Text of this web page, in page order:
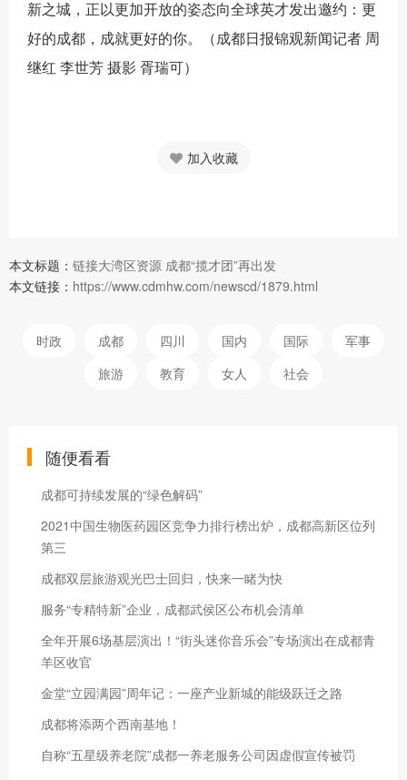
新之城，正以更加开放的姿态向全球英才发出邀约：更
好的成都，成就更好的你。（ 成都日报锦观新闻记者 周
继红 李世芳 摄影 胥瑞可）
加入收藏
本文标题： 链接大湾区资源 成都“揽才团”再出发
本文链接： https://www.cdmhw.com/newscd/1879.html
时政 成都 四川 国内 国际
军事
旅游
教育 女人 社会
随便看看
成都可持续发展的“绿色解码”
2021中国生物医药园区竞争力排行榜出炉，成都高新区位列
第三
成都双层旅游观光巴士回归，快来一睹为快
服务“专精特新”企业，成都武侯区公布机会清单
全年开展6场基层演出！“街头迷你音乐会”专场演出在成都青
羊区收官
金堂“立园满园”周年记：一座产业新城的能级跃迁之路
成都将添两个西南基地！
自称“五星级养老院”成都一养老服务公司因虚假宣传被罚